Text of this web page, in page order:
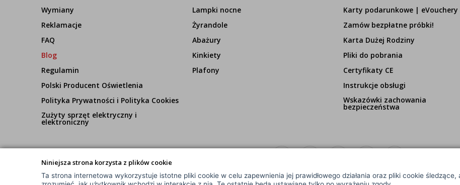
Niniejsza strona korzysta z plików cookie
Ta strona internetowa wykorzystuje istotne pliki cookie w celu zapewnienia jej prawidłowego działania oraz pliki cookie śledzące,
Wymiany
Reklamacje
FAQ
Blog
Regulamin
Polski Producent Oświetlenia
Polityka Prywatności i Polityka Cookies
Zużyty sprzęt elektryczny i
elektroniczny
Lampki nocne
Żyrandole
Abażury
Kinkiety
Plafony
Karty podarunkowe | eVouchery
Zamów bezpłatne próbki!
Karta Dużej Rodziny
Pliki do pobrania
Certyfikaty CE
Instrukcje obsługi
Wskazówki zachowania
bezpieczeństwa
© Wszelkie Prawa Zastrzeżone